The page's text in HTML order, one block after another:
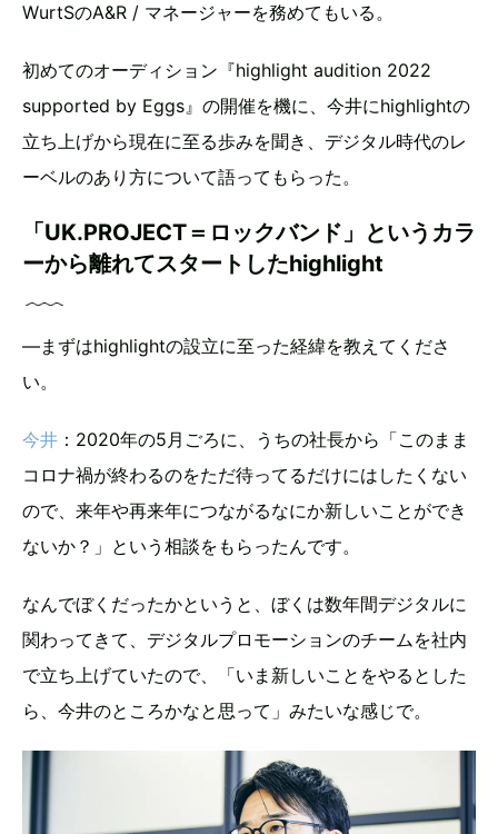
WurtSのA&R / マネージャーを務めてもいる。
初めてのオーディション『highlight audition 2022
supported by Eggs』の開催を機に、今井にhighlightの
立ち上げから現在に至る歩みを聞き、デジタル時代のレ
ーベルのあり方について語ってもらった。
「UK.PROJECT＝ロックバンド」というカラ
ーから離れてスタートしたhighlight
―まずはhighlightの設立に至った経緯を教えてくださ
い。
今井 ：2020年の5月ごろに、うちの社長から「このまま
コロナ禍が終わるのをただ待ってるだけにはしたくない
ので、来年や再来年につながるなにか新しいことができ
ないか？」という相談をもらったんです。
なんでぼくだったかというと、ぼくは数年間デジタルに
関わってきて、デジタルプロモーションのチームを社内
で立ち上げていたので、「いま新しいことをやるとした
ら、今井のところかなと思って」みたいな感じで。